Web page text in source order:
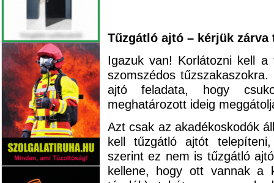
Tűzgátló ajtó – kérjük zárva
Igazuk van! Korlátozni kell
szomszédos
ajtó feladata, hogy
meghatározott ideig
Azt csak az akadékoskodók
kell tűzgátló ajtót
szerint ez nem is tűzgátló
kellene, hogy ott vannak a